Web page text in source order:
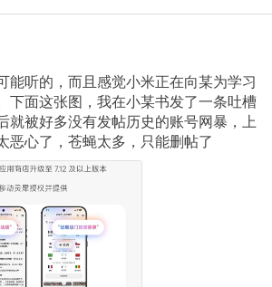
能听的，而且感觉小米正在向某为学习
下面这张图，我在小某书发了一条吐槽
就被好多没有发帖历史的账号网暴，上
恶心了，苍蝇太多，只能删帖了